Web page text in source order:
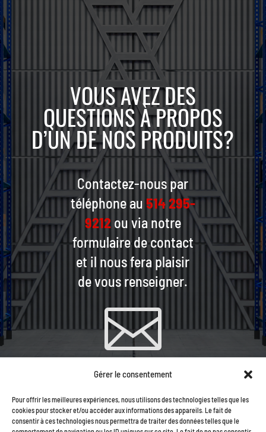
Gérer le consentement
Pour offrir les meilleures expériences, nous utilisons des technologies telles que les
cookies pour stocker et/ou accéder aux informations des appareils. Le fait de
consentir à ces technologies nous permettra de traiter des données telles que le
VOUS AVEZ DES
QUESTIONS À PROPOS
D’UN DE NOS PRODUITS?
Contactez-nous par
téléphone au 514 295-
9212ou via notre
formulaire de contact
et il nous fera plaisir
de vous renseigner.

COURRIEL